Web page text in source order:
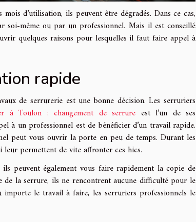
d’utilisation, ils peuvent être dégradés. Dans ce cas,
même ou par un professionnel. Mais il est conseillé
quelques raisons pour lesquelles il faut faire appel à
rapide
de serrurerie est une bonne décision. Les serruriers
à Toulon : changement de serrure est l’un de ses
à un professionnel est de bénéficier d’un travail rapide.
peut vous ouvrir la porte en peu de temps. Durant les
leur permettent de vite affronter ces hics.
peuvent également vous faire rapidement la copie de
de la serrure, ils ne rencontrent aucune difficulté pour le
importe le travail à faire, les serruriers professionnels le